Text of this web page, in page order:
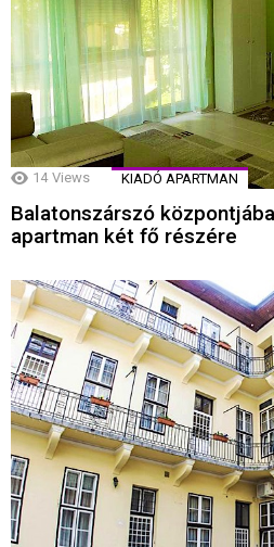
14 Views KIADÓ APARTMAN
Balatonszárszó
apartman két fő részére